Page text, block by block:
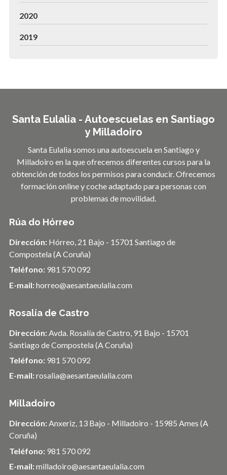
2020
2019
Santa Eulalia - Autoescuelas en Santiago
y Milladoiro
Santa Eulalia somos una autoescuela en Santiago y
Milladoiro en la que ofrecemos diferentes cursos para la
obtención de todos los permisos para conducir. Ofrecemos
formación online y coche adaptado para personas con
problemas de movilidad.
Rúa do Hórreo
Dirección: Hórreo, 21 Bajo - 15701 Santiago de
Compostela (A Coruña)
Teléfono: 981 570 092
E-mail:horreo@aesantaeulalia.com
Rosalía de Castro
Dirección: Avda. Rosalía de Castro, 91 Bajo - 15701
Santiago de Compostela (A Coruña)
Teléfono: 981 570 092
E-mail:rosalia@aesantaeulalia.com
Milladoiro
Dirección:Anxeriz, 13 Bajo - Milladoiro - 15985 Ames (A
Coruña)
Teléfono: 981 570 092
E-mail:milladoiro@aesantaeulalia.com